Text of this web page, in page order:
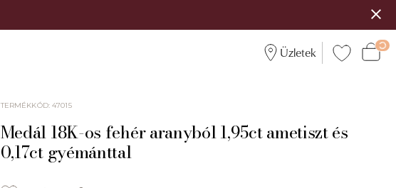
Üzletek
TERMÉKKÓD:47015
Medál 18K-os fehér aranyból 1,95ct ametiszt és
0,17ct gyémánttal